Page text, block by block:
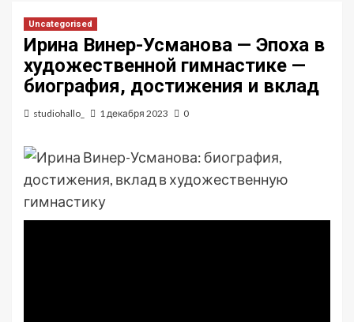
Uncategorised
Ирина Винер-Усманова — Эпоха в
художественной гимнастике —
биография, достижения и вклад
studiohallo_ 1 декабря 2023 0